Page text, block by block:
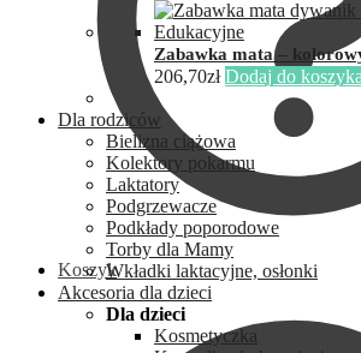
Koszyk
Zabawka mata –
206,70zł Dodaj do koszyka
Dla rodziców
Bielizna ciążowa
Kolektory pokarmu
Laktatory
Podgrzewacze
Podkłady poporodowe
Torby dla Mamy
Wkładki laktacyjne, osłonki
Akcesoria dla dzieci
Dla dzieci
Kosmetyczka